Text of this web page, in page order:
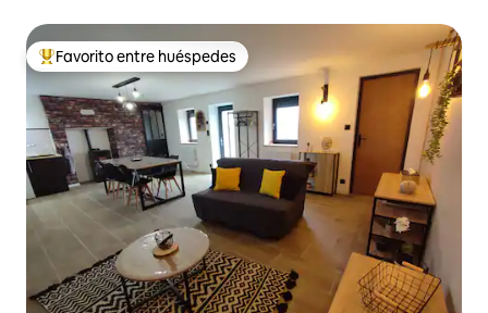
De los mejores en Favorito entre huéspedes
Favorito entre huéspedes